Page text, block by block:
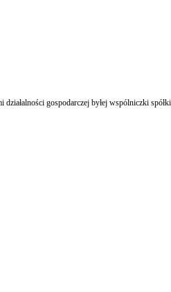
gospodarczej byłej wspólniczki